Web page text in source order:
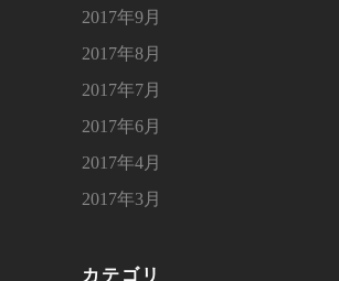
2017年9月
2017年8月
2017年7月
2017年6月
2017年4月
2017年3月
カテゴリ